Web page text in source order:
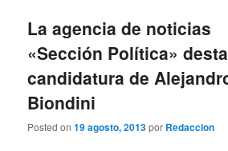
La agencia de noticias
«Sección Política»
candidatura de
Biondini
Posted on19 agosto, 2013por Redaccion